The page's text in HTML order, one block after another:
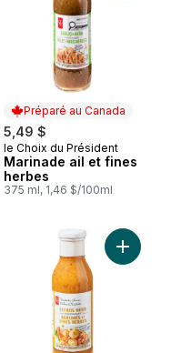
Préparé au Canada
5,49 $
Préparé au Canada
le Choix du Président
Marinade ail et fines
herbes
375 ml, 1,46 $/100ml
aux épices pourAjouter